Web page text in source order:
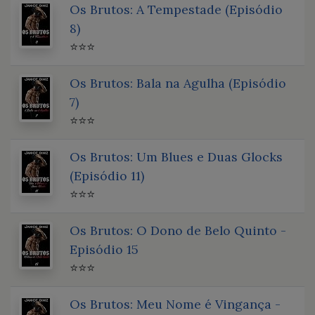
Os Brutos: A Tempestade (Episódio
8)
⭐⭐⭐
Os Brutos: Bala na Agulha (Episódio
7)
⭐⭐⭐
Os Brutos: Um Blues e Duas Glocks
(Episódio 11)
⭐⭐⭐
Os Brutos: O Dono de Belo Quinto -
Episódio 15
⭐⭐⭐
Os Brutos: Meu Nome é Vingança -